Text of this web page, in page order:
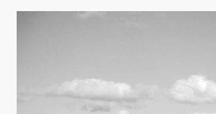
EFFEKT